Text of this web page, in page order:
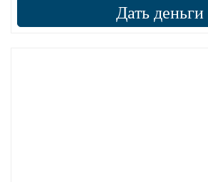
Дать деньги